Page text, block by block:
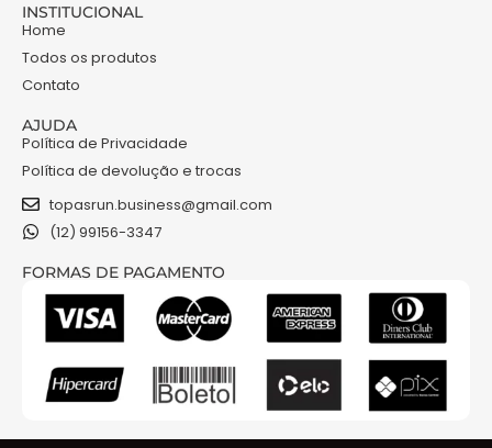
INSTITUCIONAL
Home
Todos os produtos
Contato
AJUDA
Política de Privacidade
Política de devolução e trocas
topasrun.business@gmail.com
(12) 99156-3347
FORMAS DE PAGAMENTO